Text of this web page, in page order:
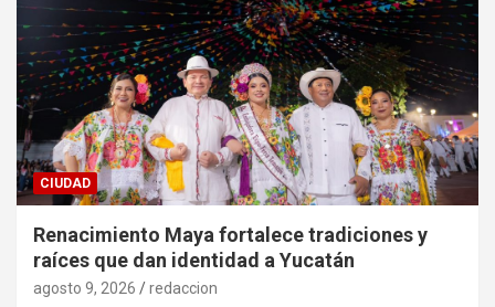
CIUDAD
Renacimiento Maya fortalece tradiciones y
raíces que dan identidad a Yucatán
agosto 9, 2026 redaccion